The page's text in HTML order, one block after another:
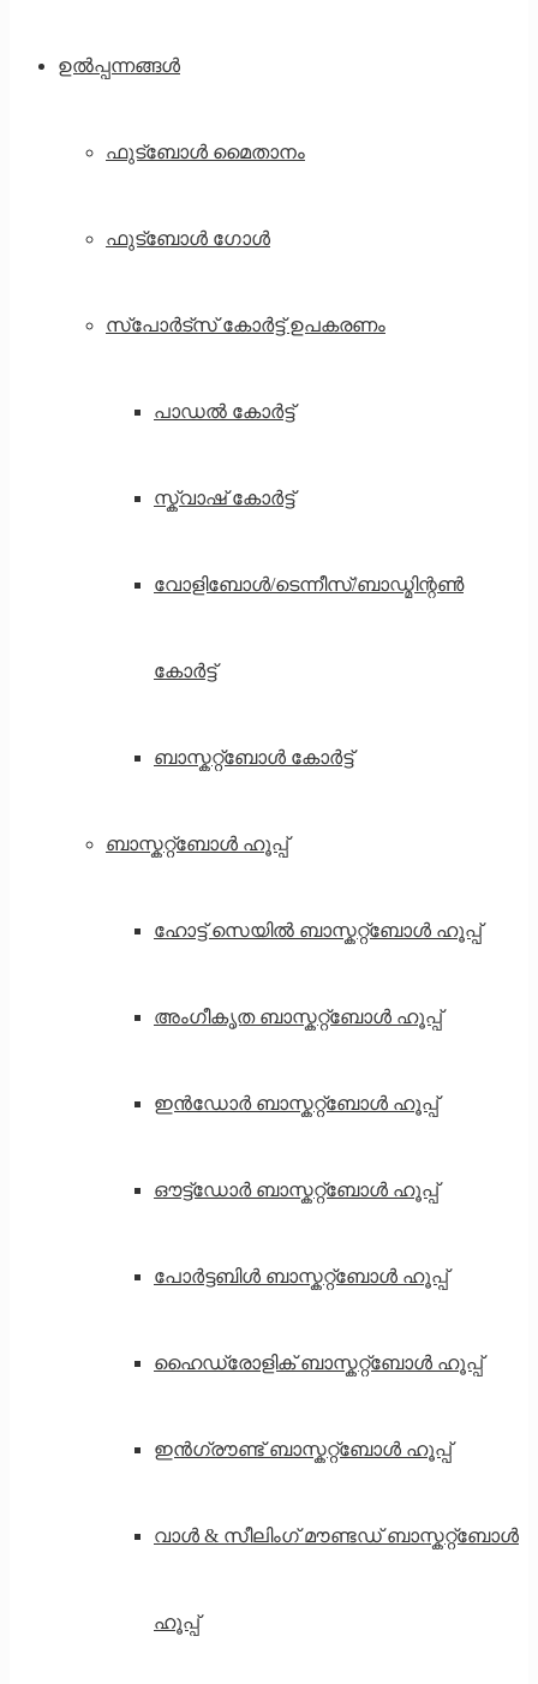
ഉൽപ്പന്നങ്ങൾ
ഫുട്ബോൾ മൈതാനം
ഫുട്ബോൾ ഗോൾ
സ്‌പോർട്‌സ് കോർട്ട് ഉപകരണം
പാഡൽ കോർട്ട്
സ്ക്വാഷ് കോർട്ട്
വോളിബോൾ/ടെന്നീസ്/ബാഡ്മിന്റൺ
കോർട്ട്
ബാസ്കറ്റ്ബോൾ കോർട്ട്
ബാസ്കറ്റ്ബോൾ ഹൂപ്പ്
ഹോട്ട് സെയിൽ ബാസ്കറ്റ്ബോൾ ഹൂപ്പ്
അംഗീകൃത ബാസ്കറ്റ്ബോൾ ഹൂപ്പ്
ഇൻഡോർ ബാസ്കറ്റ്ബോൾ ഹൂപ്പ്
ഔട്ട്‌ഡോർ ബാസ്കറ്റ്ബോൾ ഹൂപ്പ്
പോർട്ടബിൾ ബാസ്കറ്റ്ബോൾ ഹൂപ്പ്
ഹൈഡ്രോളിക് ബാസ്കറ്റ്ബോൾ ഹൂപ്പ്
ഇൻഗ്രൗണ്ട് ബാസ്കറ്റ്ബോൾ ഹൂപ്പ്
വാൾ & സീലിംഗ് മൗണ്ടഡ് ബാസ്കറ്റ്ബോൾ
ഹൂപ്പ്